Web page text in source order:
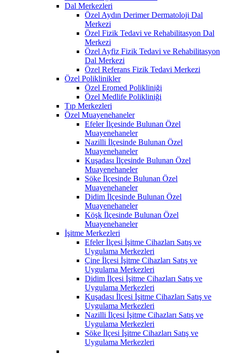
Dal Merkezleri
Özel Aydın Derimer Dermatoloji Dal
Merkezi
Özel Fizik Tedavi ve Rehabilitasyon Dal
Merkezi
Özel Ayfiz Fizik Tedavi ve Rehabilitasyon
Dal Merkezi
Özel Referans Fizik Tedavi Merkezi
Özel Poliklinikler
Özel Eromed Polikliniği
Özel Medlife Polikliniği
Tıp Merkezleri
Özel Muayenehaneler
Efeler İlçesinde Bulunan Özel
Muayenehaneler
Nazilli İlçesinde Bulunan Özel
Muayenehaneler
Kuşadası İlçesinde Bulunan Özel
Muayenehaneler
Söke İlçesinde Bulunan Özel
Muayenehaneler
Didim İlçesinde Bulunan Özel
Muayenehaneler
Köşk İlçesinde Bulunan Özel
Muayenehaneler
İşitme Merkezleri
Efeler İlçesi İşitme Cihazları Satış ve
Uygulama Merkezleri
Çine İlçesi İşitme Cihazları Satış ve
Uygulama Merkezleri
Didim İlçesi İşitme Cihazları Satış ve
Uygulama Merkezleri
Kuşadası İlçesi İşitme Cihazları Satış ve
Uygulama Merkezleri
Nazilli İlçesi İşitme Cihazları Satış ve
Uygulama Merkezleri
Söke İlçesi İşitme Cihazları Satış ve
Uygulama Merkezleri